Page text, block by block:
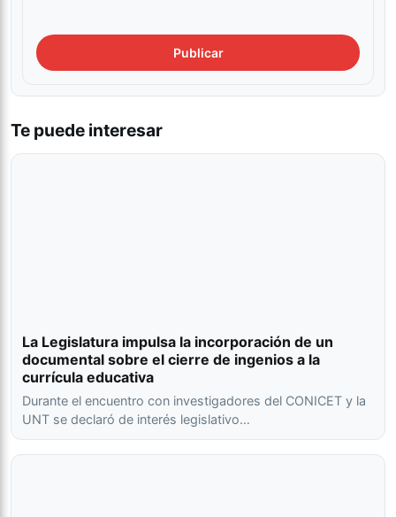
Te puede interesar
La Legislatura impulsa la incorporación de un
documental sobre el cierre de ingenios a la
currícula educativa
Durante el encuentro con investigadores del CONICET y la
UNT se declaró de interés legislativo…